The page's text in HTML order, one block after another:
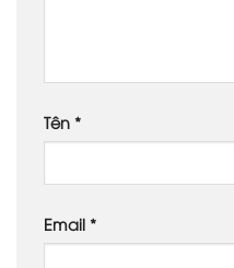
Tên *
Email *